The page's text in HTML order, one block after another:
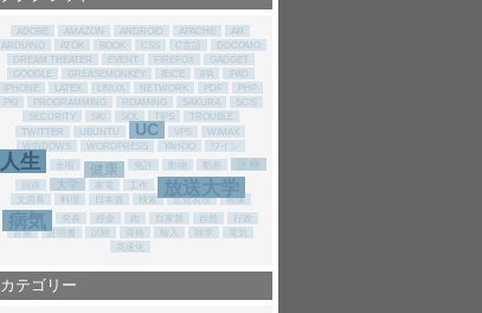
ADOBE AMAZON ANDROID APACHE
AR
ARDUINO
ATOK BOOK CSS C言語
DOCOMO
DREAM THEATER
EVENT FIREFOX
GADGET
GOOGLE
GREASEMONKEY IEICE IPA
IPAD
IPHONE
LATEX LINUX NETWORK PDF
PHP
PKI
PROGRAMMING ROAMING SAKURA
SCIS
SECURITY
SKI SQL TIPS
TROUBLE
TWITTER
UBUNTU UC VPS
WIMAX
WINDOWS
WORDPRESS YAHOO ワイン
人生 健康 免許 動物 動画 医療
回路 家電 工作 放送大学
文房具 日本酒 検索 正規表現 画像
病気 発表 税金 肉 自家製 自然
行政
言葉
証明書 資格 輸入
高速化
カテゴリー